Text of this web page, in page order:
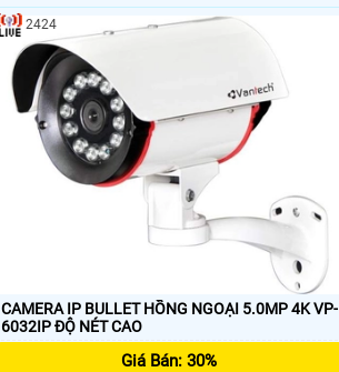
CAMERA IP BULLET HỒNG NGOẠI 5.0MP 4K VP-
6032IP ĐỘ NÉT CAO
Giá Bán: 30%
2424